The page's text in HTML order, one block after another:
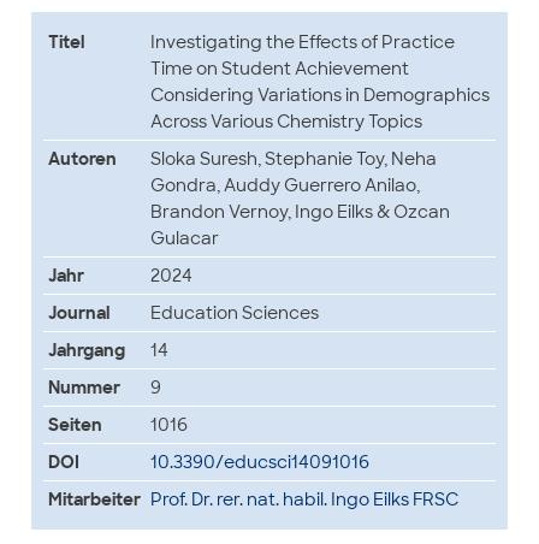
Titel
Investigating the Effects of Practice
Time on Student Achievement
Considering Variations in Demographics
Across Various Chemistry Topics
Autoren
Sloka Suresh, Stephanie Toy, Neha
Gondra, Auddy Guerrero Anilao,
Brandon Vernoy, Ingo Eilks & Ozcan
Gulacar
Jahr
2024
Journal
Education Sciences
Jahrgang
14
Nummer
9
Seiten
1016
DOI
10.3390/educsci14091016
Mitarbeiter Prof. Dr. rer. nat. habil. Ingo Eilks FRSC